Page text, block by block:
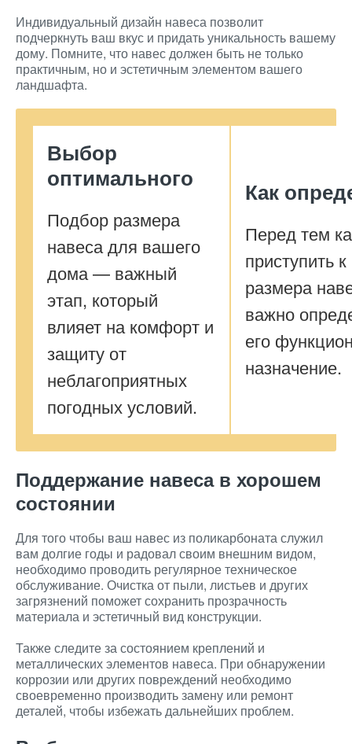
Индивидуальный дизайн навеса позволит
подчеркнуть ваш вкус и придать уникальность вашему
дому. Помните, что навес должен быть не только
практичным, но и эстетичным элементом вашего
ландшафта.
Выбор
оптимального
Подбор размера
навеса для вашего
дома — важный
этап, который
влияет на комфорт и
защиту от
неблагоприятных
погодных условий.
Как
Перед тем
приступить
размера
важно
его
назначение.
Поддержание навеса в хорошем
состоянии
Для того чтобы ваш навес из поликарбоната служил
вам долгие годы и радовал своим внешним видом,
необходимо проводить регулярное техническое
обслуживание. Очистка от пыли, листьев и других
загрязнений поможет сохранить прозрачность
материала и эстетичный вид конструкции.
Также следите за состоянием креплений и
металлических элементов навеса. При обнаружении
коррозии или других повреждений необходимо
своевременно производить замену или ремонт
деталей, чтобы избежать дальнейших проблем.